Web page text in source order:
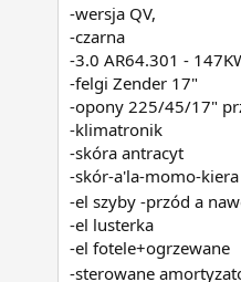
-wersja QV,
-czarna
-3.0 AR64.301 -
-felgi Zender 17"
-opony 225/45/17"
-klimatronik
-skóra antracyt
-skór-a'la-momo-kiera
-el szyby -przód a
-el lusterka
-el fotele+ogrzewane
-sterowane